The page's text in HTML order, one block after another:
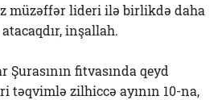
müzəffər lideri ilə birlikdə daha
inşallah.
Şurasının fitvasında qeyd
təqvimlə zilhiccə ayının 10-na,